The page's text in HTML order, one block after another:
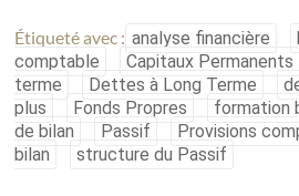
Étiqueté avec : analyse financière
comptable
Capitaux Permanents
terme
Dettes à Long Terme
plus
Fonds Propres formation
de bilan
Passif Provisions
bilan
structure du Passif